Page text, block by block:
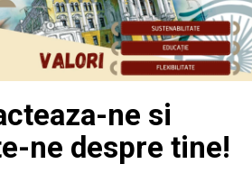
ne si
ne despre tine!